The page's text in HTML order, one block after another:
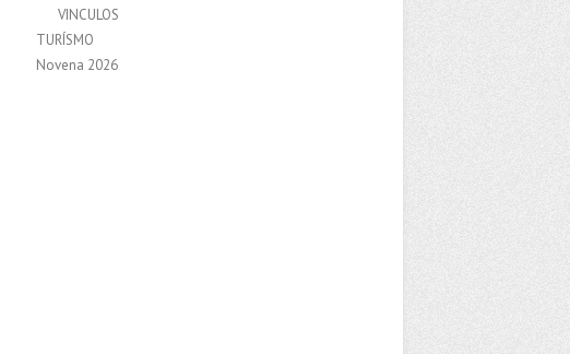
VINCULOS
TURÍSMO
Novena 2026